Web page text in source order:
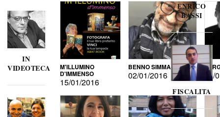
IN
VIDEOTECA
M'ILLUMINO
D'IMMENSO
15/01/2016
BENNO SIMMA
02/01/2016
ENRICO
BASSI
FISCALITA